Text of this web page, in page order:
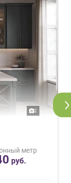
2
метр
руб.